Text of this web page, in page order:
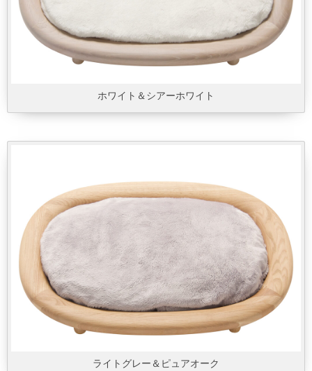
ホワイト＆シアーホワイト
ライトグレー＆ピュアオーク